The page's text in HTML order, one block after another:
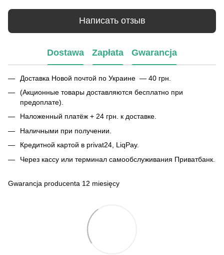
Написать отзыв
Dostawa Zapłata Gwarancja
Доставка Новой почтой по Украине — 40 грн.
(Акционные товары доставляются бесплатно при
предоплате).
Наложенный платёж + 24 грн. к доставке.
Наличными при получении.
Кредитной картой в privat24, LiqPay.
Через кассу или терминал самообслуживания Приватбанк.
Gwarancja producenta 12 miesięcy